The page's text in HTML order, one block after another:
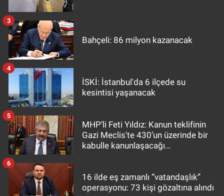
Bahçeli: 86 milyon kazanacak
3
İSKİ: İstanbul'da 6 ilçede su
kesintisi yaşanacak
4
MHP’li Feti Yıldız: Kanun teklifinin
Gazi Meclis'te 430’un üzerinde bir
kabulle kanunlaşacağı
5
16 ilde eş zamanlı “vatandaşlık”
operasyonu: 73 kişi gözaltına alındı
6